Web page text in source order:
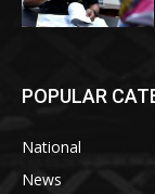
POPULAR
National
News